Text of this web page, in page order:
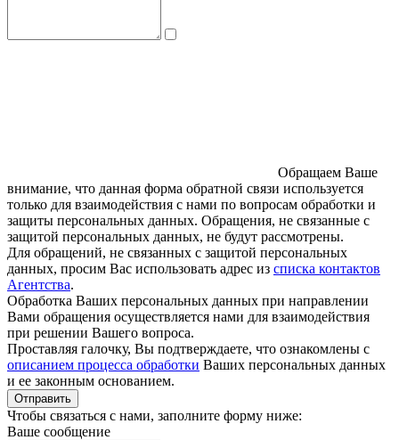
Обращаем Ваше
внимание, что данная форма обратной связи используется
только для взаимодействия с нами по вопросам обработки и
защиты персональных данных. Обращения, не связанные с
защитой персональных данных, не будут рассмотрены.
Для обращений, не связанных с защитой персональных
данных, просим Вас использовать адрес из списка контактов
Агентства.
Обработка Ваших персональных данных при направлении
Вами обращения осуществляется нами для взаимодействия
при решении Вашего вопроса.
Проставляя галочку, Вы подтверждаете, что ознакомлены с
описанием процесса обработки Ваших персональных данных
и ее законным основанием.
Отправить
Чтобы связаться с нами, заполните форму ниже:
Ваше сообщение